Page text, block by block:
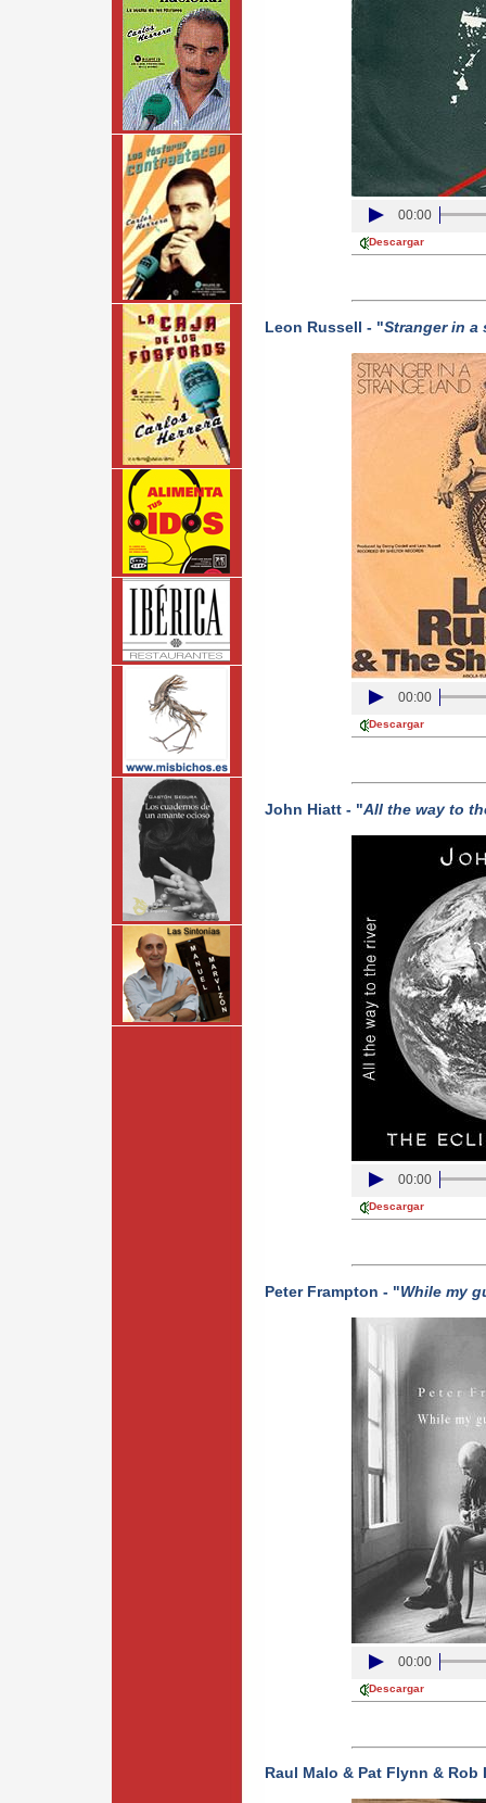
00:00
Descargar
Leon Russell - "Stranger in a
00:00
Descargar
John Hiatt - "All the way to
00:00
Descargar
Peter Frampton - "While my
00:00
Descargar
Raul Malo & Pat Flynn & Rob